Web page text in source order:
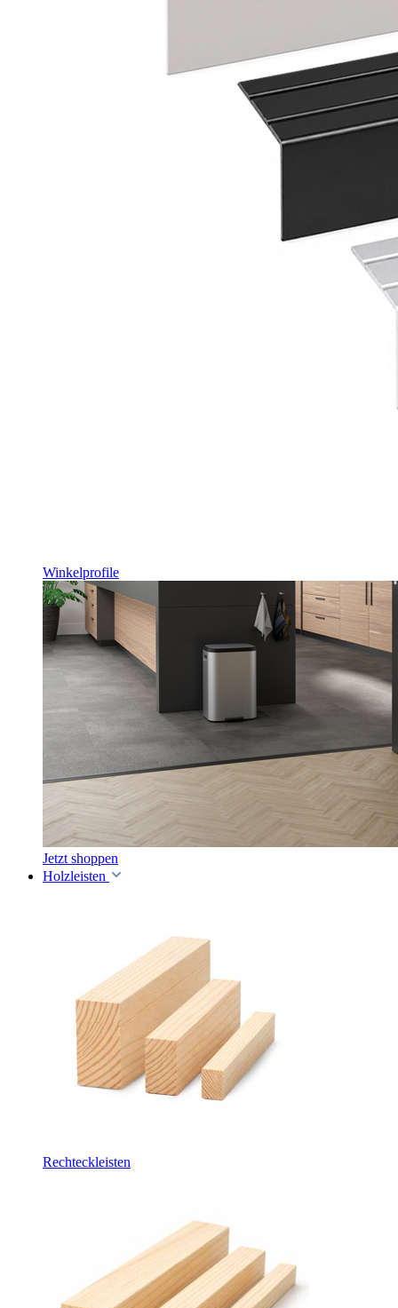
Winkelprofile
Jetzt shoppen
Holzleisten
Rechteckleisten